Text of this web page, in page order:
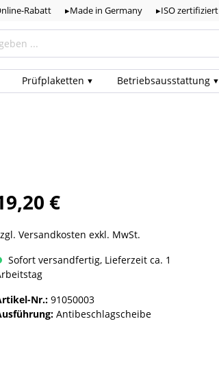
Rabatt ▸Made in Germany ▸ISO zertifiziert
Prüf­plaketten Betriebs­ausstattung
€
Versandkosten exkl. MwSt.
Sofort versandfertig, Lieferzeit ca. 1
Nr.: 91050003
Antibeschlagscheibe